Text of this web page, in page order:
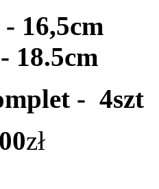
16,5cm
18.5cm
- 4szt
zł